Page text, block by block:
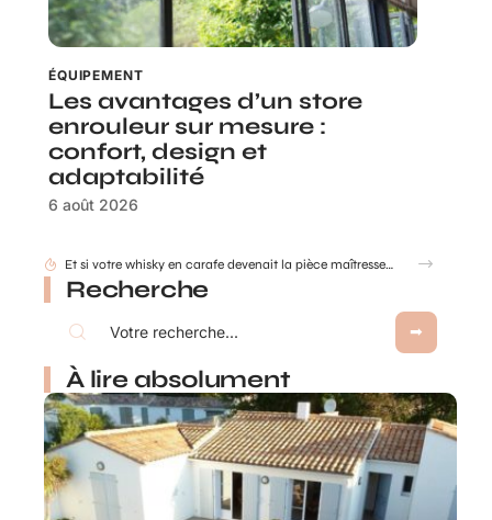
ÉQUIPEMENT
Les avantages d’un store
enrouleur sur mesure :
confort, design et
adaptabilité
6 août 2026
Comment déterminer les dimensions d’une cuve de récupération d’eau de pluie ?
Recherche
À lire absolument